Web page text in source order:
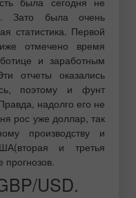
Зато была очень
статистика. Первой
отмечено время
и заработным
отчеты оказались
поэтому и фунт
надолго его не
рос уже доллар, так
производству и
и третья
прогнозов.
USD.